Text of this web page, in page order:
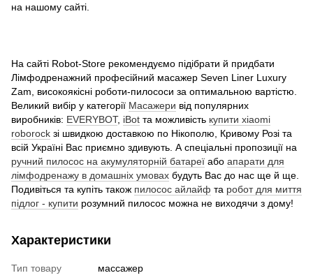
на нашому сайті.
На сайті Robot-Store рекомендуємо підібрати й придбати
Лімфодренажний професійний масажер Seven Liner Luxury
Zam, високоякісні роботи-пилососи за оптимальною вартістю.
Великий вибір у категорії Масажери від популярних
виробників: EVERYBOT, iBot та можливість купити xiaomi
roborock зі швидкою доставкою по Нікополю, Кривому Розі та
всій Україні Вас приємно здивують. А спеціальні пропозиції на
ручний пилосос на акумуляторній батареї або апарати для
лімфодренажу в домашніх умовах будуть Вас до нас ще й ще.
Подивіться та купіть також пилосос айлайф та робот для миття
підлог - купити розумний пилосос можна не виходячи з дому!
Характеристики
Тип товару
массажер